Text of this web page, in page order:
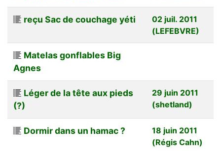
reçu Sac de couchage yéti
02 juil. 2011
(LEFEBVRE)
Matelas gonflables Big
Agnes
Léger de la tête aux pieds
(?)
29 juin 2011
(shetland)
Dormir dans un hamac ?
18 juin 2011
(Régis Cahn)